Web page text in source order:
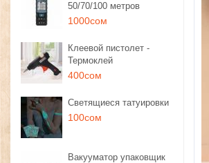
50/70/100 метров
1000сом
Клеевой пистолет -
Термоклей
400сом
Светящиеся татуировки
100сом
Вакууматор упаковщик